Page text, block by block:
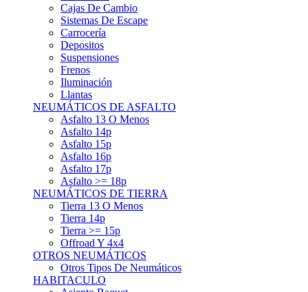
Cajas De Cambio
Sistemas De Escape
Carrocería
Depositos
Suspensiones
Frenos
Iluminación
Llantas
NEUMÁTICOS DE ASFALTO
Asfalto 13 O Menos
Asfalto 14p
Asfalto 15p
Asfalto 16p
Asfalto 17p
Asfalto >= 18p
NEUMÁTICOS DE TIERRA
Tierra 13 O Menos
Tierra 14p
Tierra >= 15p
Offroad Y 4x4
OTROS NEUMÁTICOS
Otros Tipos De Neumáticos
HABITACULO